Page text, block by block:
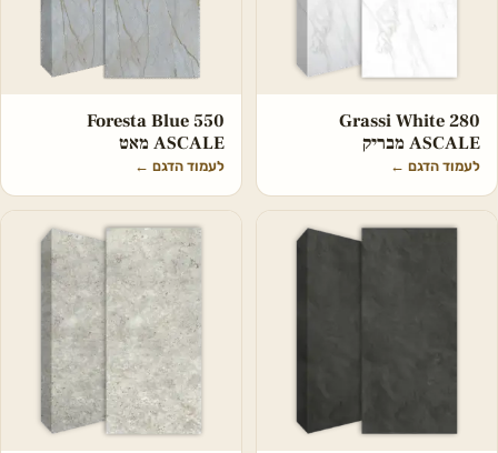
Grassi White 280
ASCALE מבריק
לעמוד הדגם ←
550 Foresta Blue
ASCALE מאט
לעמוד הדגם ←